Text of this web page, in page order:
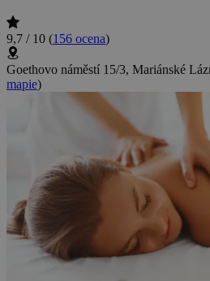
9,7 / 10 (156 ocena)
Goethovo náměstí 15/3, Mariánské
mapie)